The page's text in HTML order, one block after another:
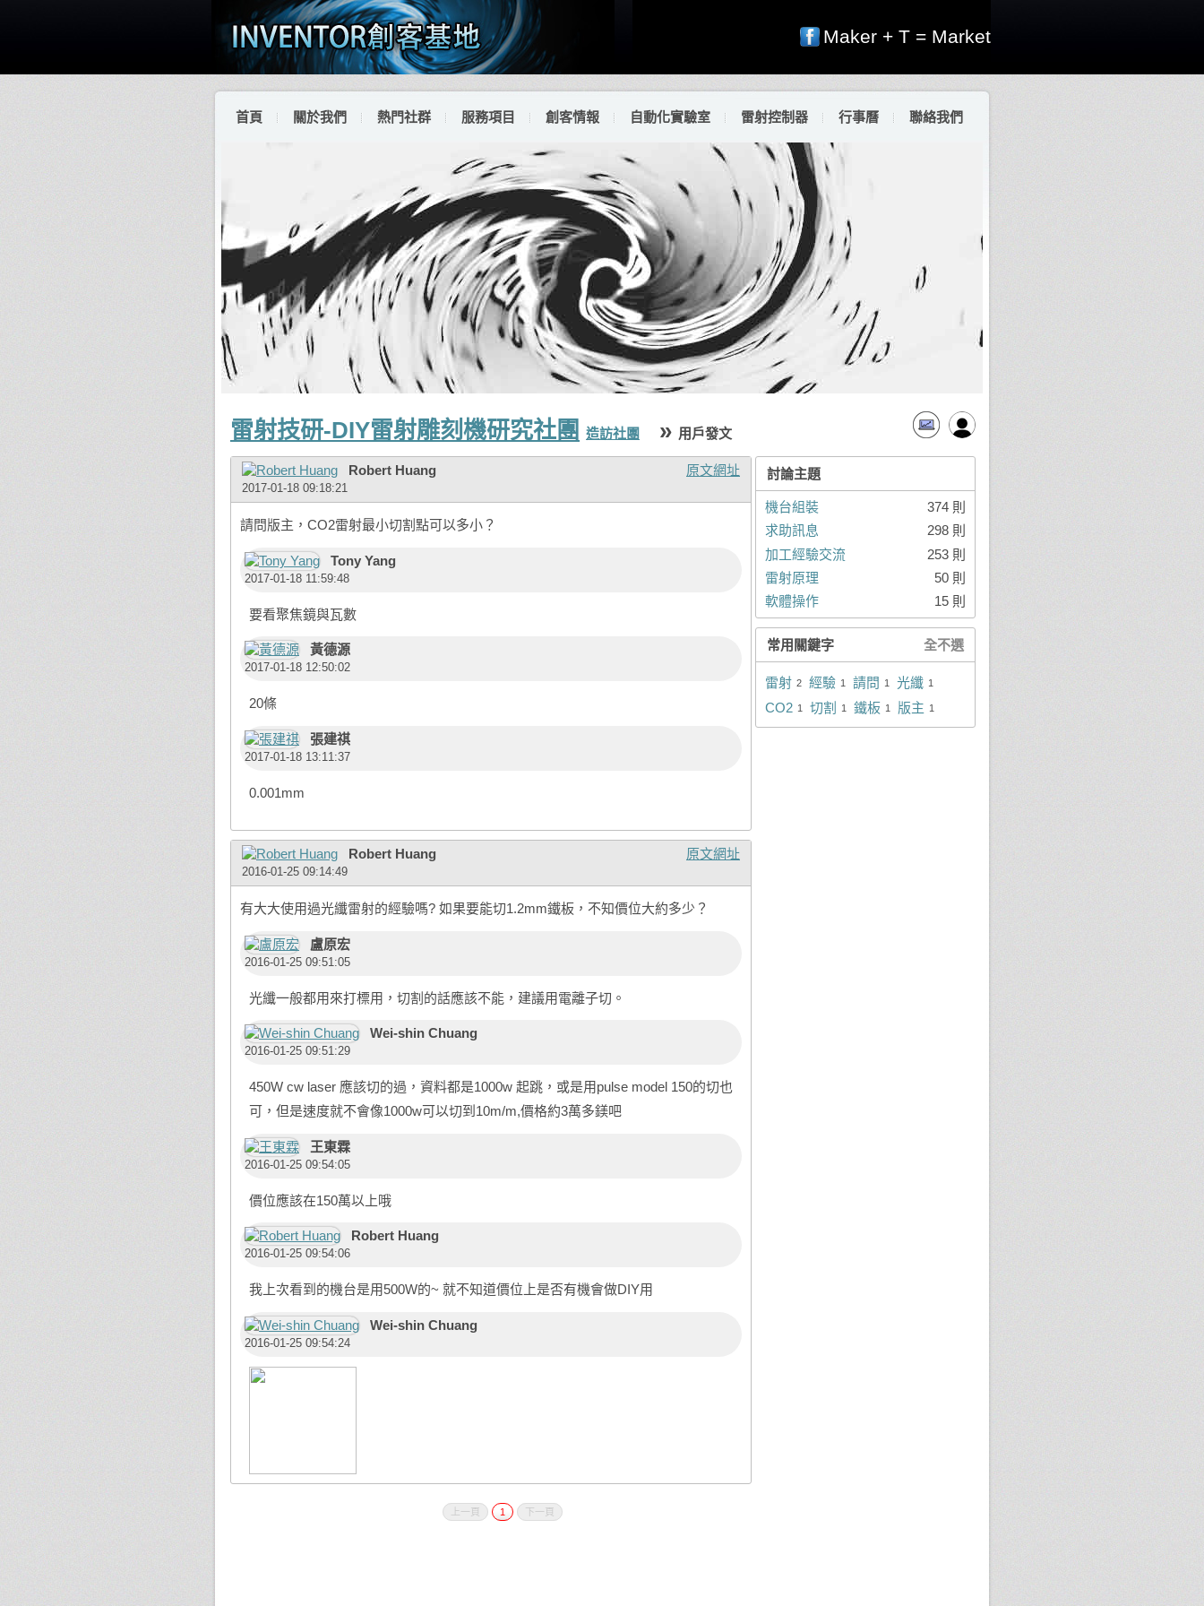
Maker + T = Market
首頁 關於我們 熱門社群 服務項目 創客情報 自動化實驗室 雷射控制器 行事曆 聯絡我們
雷射技研-DIY雷射雕刻機研究社團 造訪社團 » 用戶發文
原文網址
Robert Huang
2017-01-18 09:18:21
請問版主，CO2雷射最小切割點可以多小？
Tony Yang
2017-01-18 11:59:48
要看聚焦鏡與瓦數
黃德源
2017-01-18 12:50:02
20條
張建祺
2017-01-18 13:11:37
0.001mm
原文網址
Robert Huang
2016-01-25 09:14:49
有大大使用過光纖雷射的經驗嗎? 如果要能切1.2mm鐵板，不知價位大約多少？
盧原宏
2016-01-25 09:51:05
光纖一般都用來打標用，切割的話應該不能，建議用電離子切。
Wei-shin Chuang
2016-01-25 09:51:29
450W cw laser 應該切的過，資料都是1000w 起跳，或是用pulse model 150的切也
可，但是速度就不會像1000w可以切到10m/m,價格約3萬多鎂吧
王東霖
2016-01-25 09:54:05
價位應該在150萬以上哦
Robert Huang
2016-01-25 09:54:06
我上次看到的機台是用500W的~ 就不知道價位上是否有機會做DIY用
Wei-shin Chuang
2016-01-25 09:54:24
上一頁 1 下一頁
討論主題
374 則
機台組裝
298 則
求助訊息
253 則
加工經驗交流
50 則
雷射原理
15 則
軟體操作
全不選
常用關鍵字
2
雷射 1
經驗 1
請問 1
光纖
1
CO2 1
切割 1
鐵板 1
版主